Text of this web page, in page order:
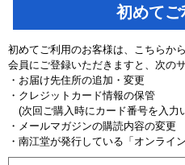
初めて
初めてご利用のお客様は、こちらか
会員にご登録いただきますと、次の
・お届け先住所の追加・変更
・クレジットカード情報の保管
(次回ご購入時にカード番号を入力
・メールマガジンの購読内容の変更
・南江堂が発行している「オンライ